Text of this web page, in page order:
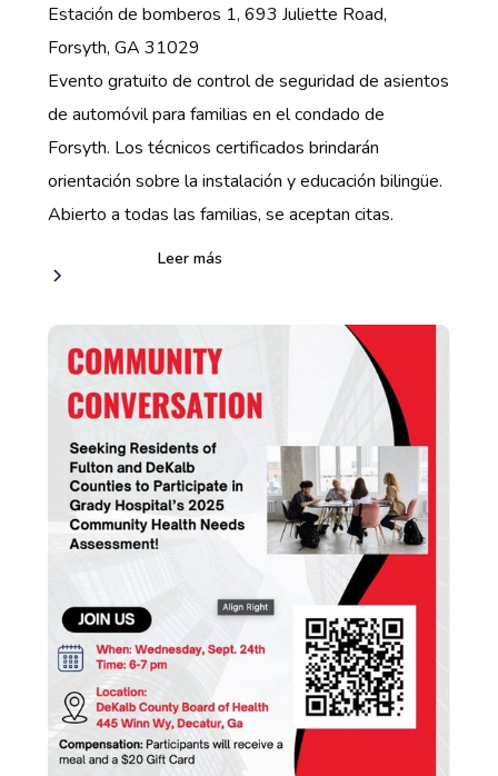
Estación de bomberos 1, 693 Juliette Road,
Forsyth, GA 31029 ‍
Evento gratuito de control de seguridad de asientos
de automóvil para familias en el condado de
Forsyth. Los técnicos certificados brindarán
orientación sobre la instalación y educación bilingüe.
Abierto a todas las familias, se aceptan citas.
Leer más